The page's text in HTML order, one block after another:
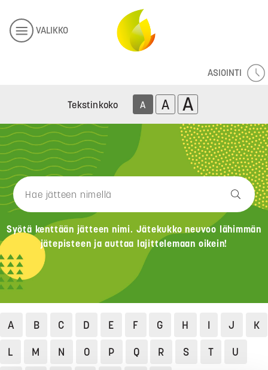
VALIKKO
ASIOINTI
Tekstinkoko A A A
Syötä kenttään jätteen nimi. Jätekukko neuvoo lähimmän
jätepisteen ja auttaa lajittelemaan oikein!
A B C D E F G H I J
K
L
M N O P Q R S T
U